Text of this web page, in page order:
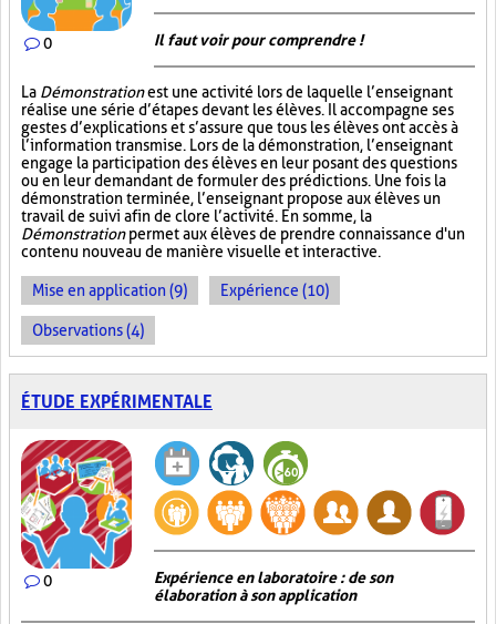
0 Il faut voir pour comprendre !
La Démonstrationest une activité lors de laquelle l’enseignant
réalise une série d’étapes devant les élèves. Il accompagne ses
gestes d’explications et s’assure que tous les élèves ont accès à
l’information transmise. Lors de la démonstration, l’enseignant
engage la participation des élèves en leur posant des questions
ou en leur demandant de formuler des prédictions. Une fois la
démonstration terminée, l’enseignant propose aux élèves un
travail de suivi afin de clore l’activité. En somme, la
Démonstrationpermet aux élèves de prendre connaissance d'un
contenu nouveau de manière visuelle et interactive.
Mise en application (9) Expérience (10)
Observations (4)
ÉTUDE EXPÉRIMENTALE
0
Expérience en laboratoire : de son
élaboration à son application